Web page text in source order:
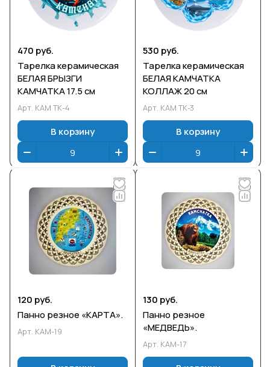
470 руб.
Тарелка керамическая
БЕЛАЯ БРЫЗГИ
КАМЧАТКА 17.5 см
Арт. КАМ ТК-4
В корзину
530 руб.
Тарелка керамическая
БЕЛАЯ КАМЧАТКА
КОЛЛАЖ 20 см
Арт. КАМ ТК-3
В корзину
120 руб.
Панно резное «КАРТА».
Арт. КАМ-19
130 руб.
Панно резное
«МЕДВЕДЬ».
Арт. КАМ-17